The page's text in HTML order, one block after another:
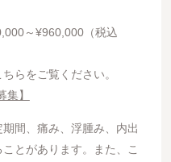
～¥960,000（税込
らをご覧ください。
】
間、痛み、浮腫み、内出
とがあります。また、こ